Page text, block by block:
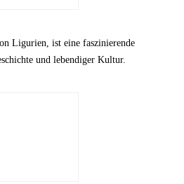
Ligurien, ist eine faszinierende
und lebendiger Kultur.